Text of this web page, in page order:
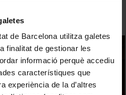
de Barcelona utilitza galetes
finalitat de gestionar les
informació perquè accediu
característiques que
experiència de la d’altres